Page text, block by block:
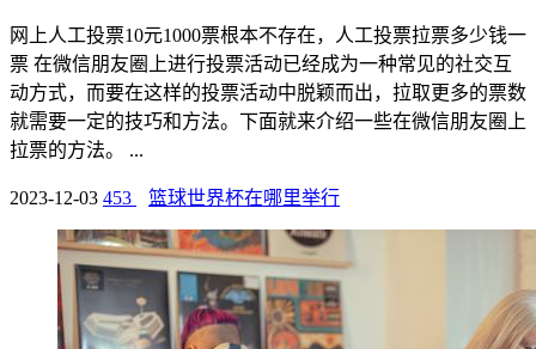
网上人工投票10元1000票根本不存在，人工投票拉票多少钱一
票 在微信朋友圈上进行投票活动已经成为一种常见的社交互
动方式，而要在这样的投票活动中脱颖而出，拉取更多的票数
就需要一定的技巧和方法。下面就来介绍一些在微信朋友圈上
拉票的方法。 ...
2023-12-03 453 篮球世界杯在哪里举行